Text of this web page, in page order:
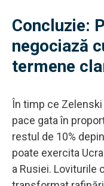
Concluzie:
negociază
termene
În timp ce
pace gata în
restul de 10%
poate exercita
a Rusiei. Loviturile